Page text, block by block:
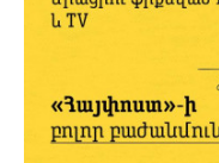
սահմանվելու է 7
«Սմարթ 1000ՄԲ»
անփոփոխ՝ 500
կանվանափոխվի
փաթեթով